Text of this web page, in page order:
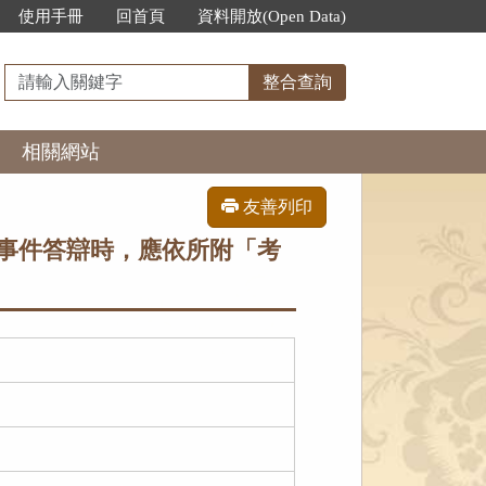
使用手冊 回首頁 資料開放(Open Data)
請
輸
入
鍵
整合查詢
相關網站
友善列印
件答辯時，應依所附「考